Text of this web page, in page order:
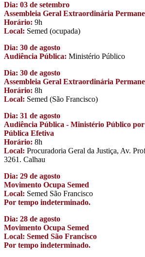
Dia: 03 de setembro
Assembleia Geral Extraordinária
Horário: 9h
Local: Semed (ocupada)
Dia: 30 de agosto
Audiência Pública: Ministério Público
Dia: 30 de agosto
Assembleia Geral Extraordinária
Horário: 8h
Local: Semed (São Francisco)
Dia: 31 de agosto
Audiência Pública - Ministério Público
Pública Efetiva
Horário: 8h
Local: Procuradoria Geral da Justiça, Av.
3261. Calhau
Dia: 29 de agosto
Movimento Ocupa Semed
Local: Semed São Francisco
Por tempo indeterminado.
Dia: 28 de agosto
Movimento Ocupa Semed
Local: Semed São Francisco
Por tempo indeterminado.